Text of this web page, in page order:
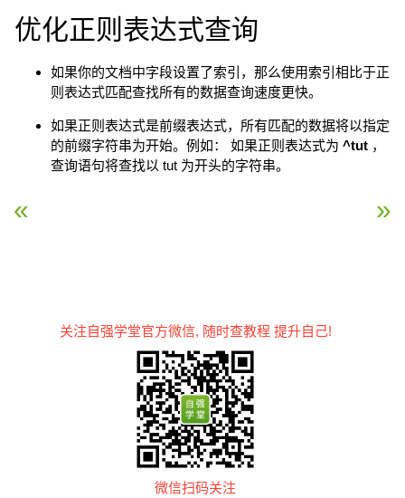
优化正则表达式查询
如果你的文档中字段设置了索引，那么使用索引相比于正
则表达式匹配查找所有的数据查询速度更快。
如果正则表达式是前缀表达式，所有匹配的数据将以指定
的前缀字符串为开始。例如： 如果正则表达式为 ^tut ，
查询语句将查找以 tut 为开头的字符串。
« MongoDB 全文检索 MongoDB 管理工具:
关注自强学堂官方微信, 随时查教程 提升自己!
微信扫码关注